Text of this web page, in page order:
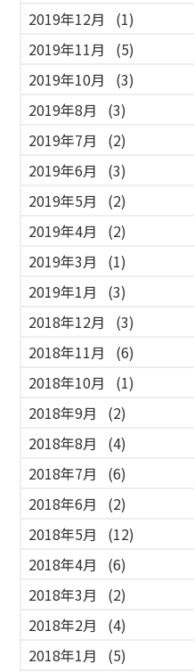
2019年12月
(1)
2019年11月
(5)
2019年10月
(3)
2019年8月
(3)
2019年7月
(2)
2019年6月
(3)
2019年5月
(2)
2019年4月
(2)
2019年3月
(1)
2019年1月
(3)
2018年12月
(3)
2018年11月
(6)
2018年10月
(1)
2018年9月
(2)
2018年8月
(4)
2018年7月
(6)
2018年6月
(2)
2018年5月
(12)
2018年4月
(6)
2018年3月
(2)
2018年2月
(4)
2018年1月
(5)